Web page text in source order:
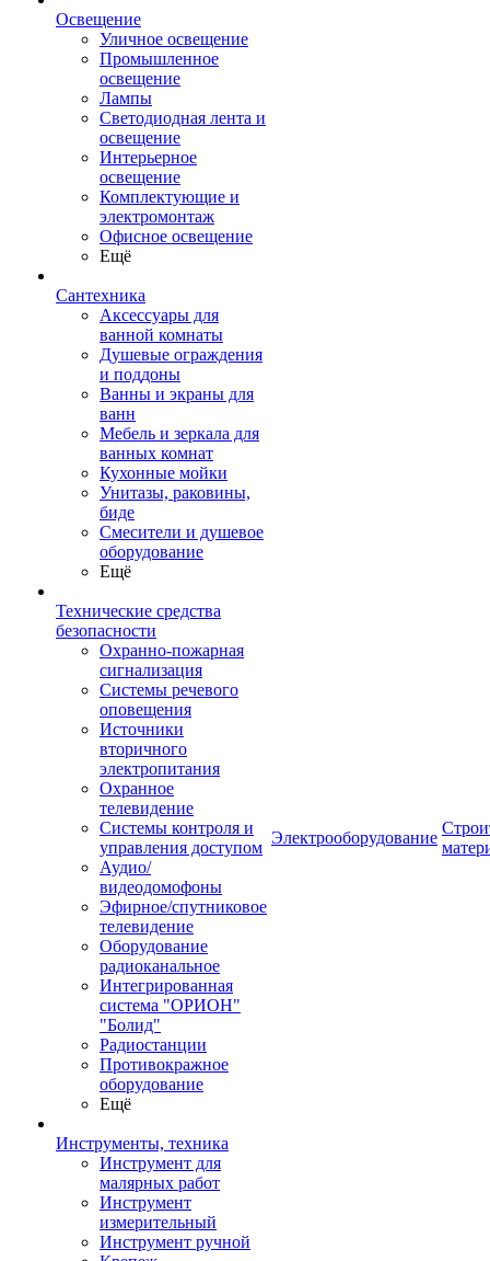
Освещение
Уличное освещение
Промышленное
освещение
Лампы
Светодиодная лента и
освещение
Интерьерное
освещение
Комплектующие и
электромонтаж
Офисное освещение
Ещё
Сантехника
Аксессуары для
ванной комнаты
Душевые ограждения
и поддоны
Ванны и экраны для
ванн
Мебель и зеркала для
ванных комнат
Кухонные мойки
Унитазы, раковины,
биде
Смесители и душевое
оборудование
Ещё
Технические средства
безопасности
Охранно-пожарная
сигнализация
Системы речевого
оповещения
Источники
вторичного
электропитания
Охранное
телевидение
Системы контроля и
управления доступом
Аудио/
видеодомофоны
Эфирное/спутниковое
телевидение
Оборудование
радиоканальное
Интегрированная
система "ОРИОН"
"Болид"
Радиостанции
Противокражное
оборудование
Ещё
Инструменты, техника
Инструмент для
малярных работ
Инструмент
измерительный
Инструмент ручной
Электрооборудование